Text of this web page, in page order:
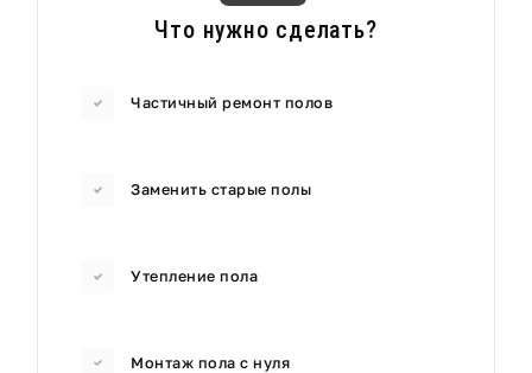
Что нужно сделать?
Частичный ремонт полов
Заменить старые полы
Утепление пола
Монтаж пола с нуля